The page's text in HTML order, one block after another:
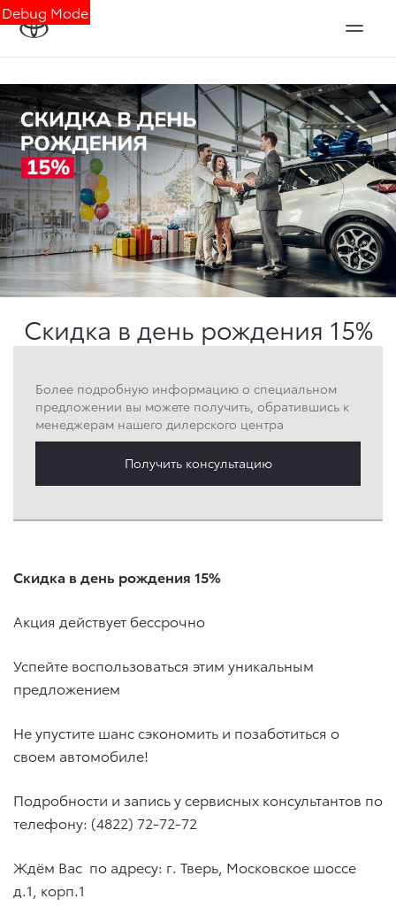
Debug Mode
Скидка в день рождения 15%
Более подробную информацию о специальном
предложении вы можете получить, обратившись к
менеджерам нашего дилерского центра
Получить консультацию
Скидка в день рождения 15%
Акция действует бессрочно
Успейте воспользоваться этим уникальным
предложением
Не упустите шанс сэкономить и позаботиться о
своем автомобиле!
Подробности и запись у сервисных консультантов по
телефону: (4822) 72-72-72
Ждём Вас по адресу: г. Тверь, Московское шоссе
д.1, корп.1